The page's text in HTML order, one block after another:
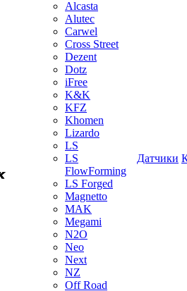
Alcasta
Alutec
Carwel
Cross Street
Dezent
Dotz
iFree
K&K
KFZ
Khomen
Lizardo
LS
LS
FlowForming
LS Forged
Magnetto
MAK
Megami
N2O
Neo
Next
NZ
Off Road
Датчики